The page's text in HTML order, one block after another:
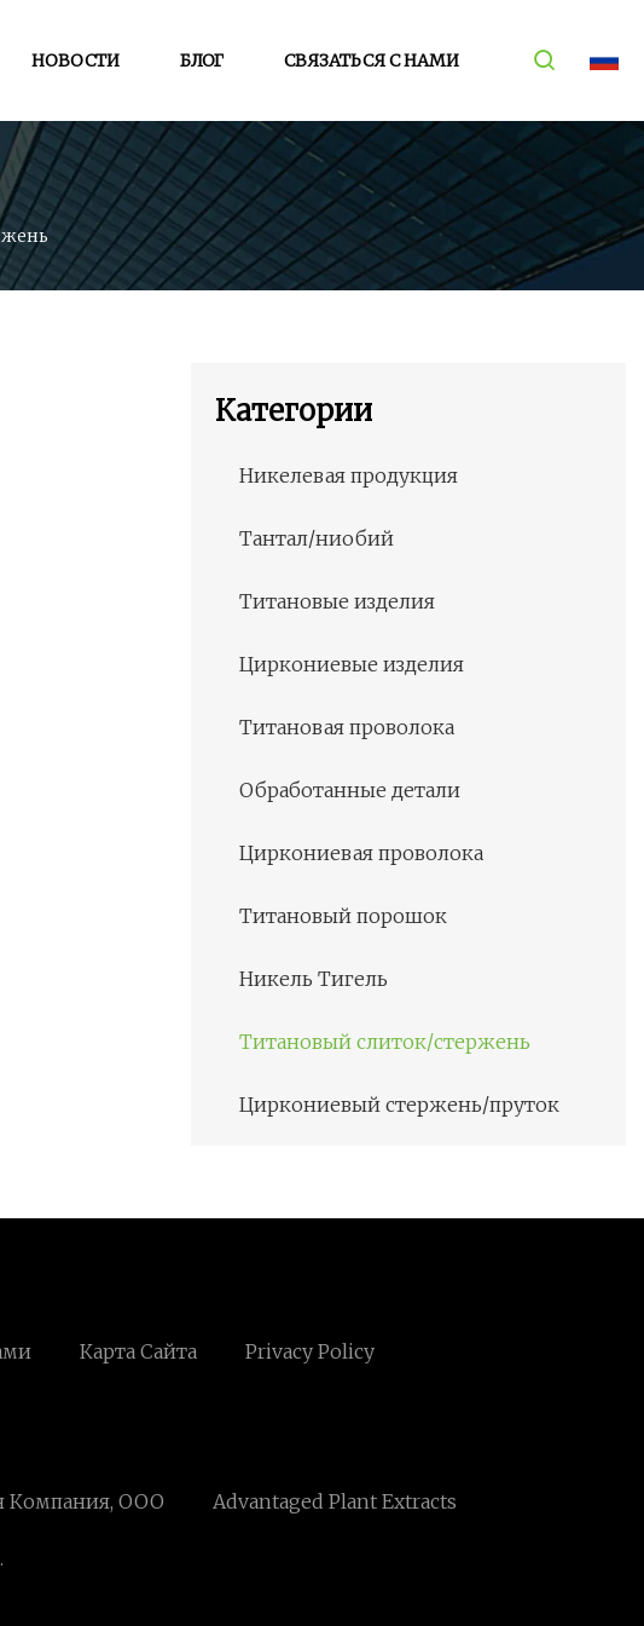
НОВОСТИ БЛОГ СВЯЗАТЬСЯ С НАМИ
Категории
Никелевая продукция
Тантал/ниобий
Титановые изделия
Циркониевые изделия
Титановая проволока
Обработанные детали
Циркониевая проволока
Титановый порошок
Никель Тигель
Титановый слиток/стержень
Циркониевый стержень/пруток
Карта Сайта Privacy Policy
Компания, ООО Advantaged Plant Extracts